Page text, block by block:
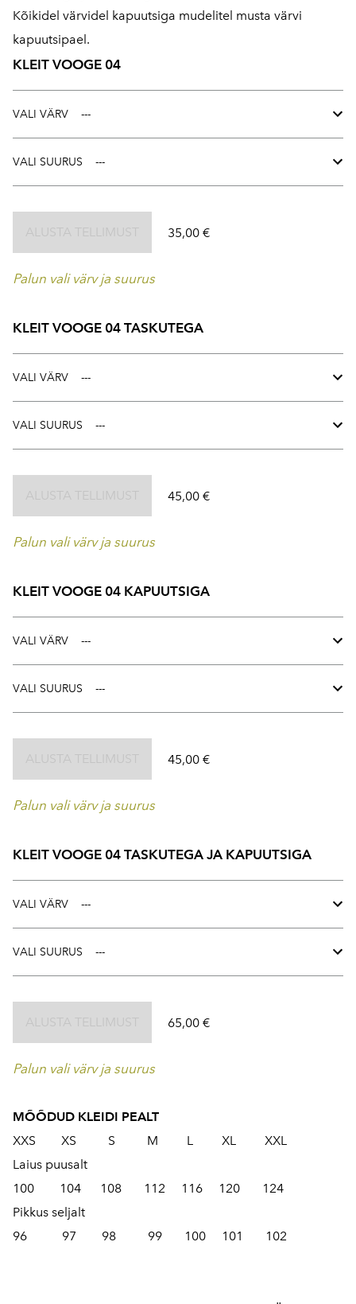
Kõikidel värvidel kapuutsiga mudelitel musta värvi
kapuutsipael.
KLEIT VOOGE 04
VALI VÄRV
VALI SUURUS
35,00 €
Palun vali värv ja suurus
KLEIT VOOGE 04 TASKUTEGA
VALI VÄRV
VALI SUURUS
45,00 €
Palun vali värv ja suurus
KLEIT VOOGE 04 KAPUUTSIGA
VALI VÄRV
VALI SUURUS
45,00 €
Palun vali värv ja suurus
KLEIT VOOGE 04 TASKUTEGA JA KAPUUTSIGA
VALI VÄRV
VALI SUURUS
65,00 €
Palun vali värv ja suurus
MÕÕDUD KLEIDI PEALT
XXS XS S M L XL XXL
Laius puusalt
100 104 108 112 116 120 124
Pikkus seljalt
96 97 98 99 100 101 102